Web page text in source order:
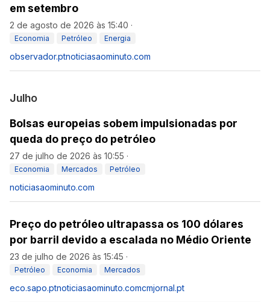
em setembro
2 de agosto de 2026 às 15:40 ·
Economia Petróleo Energia
observador.ptnoticiasaominuto.com
Julho
Bolsas europeias sobem impulsionadas por
queda do preço do petróleo
27 de julho de 2026 às 10:55 ·
Economia Mercados Petróleo
noticiasaominuto.com
Preço do petróleo ultrapassa os 100 dólares
por barril devido a escalada no Médio Oriente
23 de julho de 2026 às 15:45 ·
Petróleo Economia Mercados
eco.sapo.ptnoticiasaominuto.comcmjornal.pt